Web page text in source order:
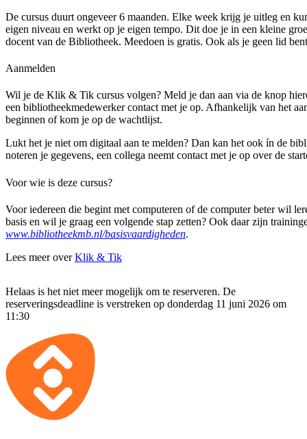
De cursus duurt ongeveer 6 maanden. Elke week krijg je uitleg en
eigen niveau en werkt op je eigen tempo. Dit doe je in een kleine
docent van de Bibliotheek. Meedoen is gratis. Ook als je geen lid
Aanmelden
Wil je de Klik & Tik cursus volgen? Meld je dan aan via de knop
een bibliotheekmedewerker contact met je op. Afhankelijk van het
beginnen of kom je op de wachtlijst.
Lukt het je niet om digitaal aan te melden? Dan kan het ook ín de
noteren je gegevens, een collega neemt contact met je op over de
Voor wie is deze cursus?
Voor iedereen die begint met computeren of de computer beter wil
basis en wil je graag een volgende stap zetten? Ook daar zijn
www.bibliotheekmb.nl/basisvaardigheden.
Lees meer overKlik & Tik
Helaas is het niet meer mogelijk om te reserveren. De
reserveringsdeadline is verstreken op donderdag 11 juni 2026 om
11:30